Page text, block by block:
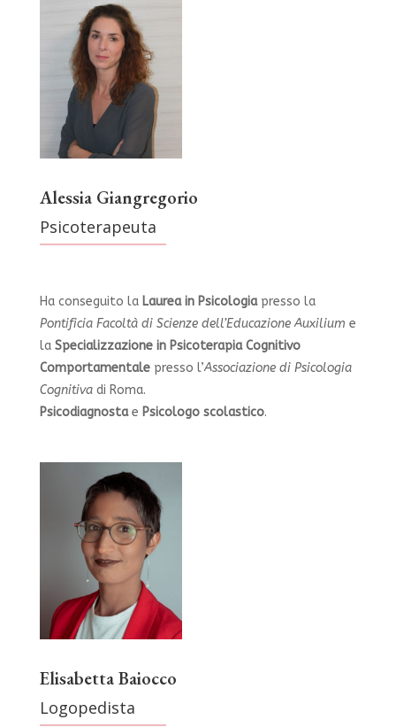
Alessia Giangregorio
Psicoterapeuta
Ha conseguito la Laurea in Psicologiapresso la
Pontificia Facoltà di Scienze dell’Educazione Auxilium e
la Specializzazione in Psicoterapia Cognitivo
Comportamentalepresso l’Associazione di Psicologia
Cognitivadi Roma.
Psicodiagnostae Psicologo scolastico.
Elisabetta Baiocco
Logopedista